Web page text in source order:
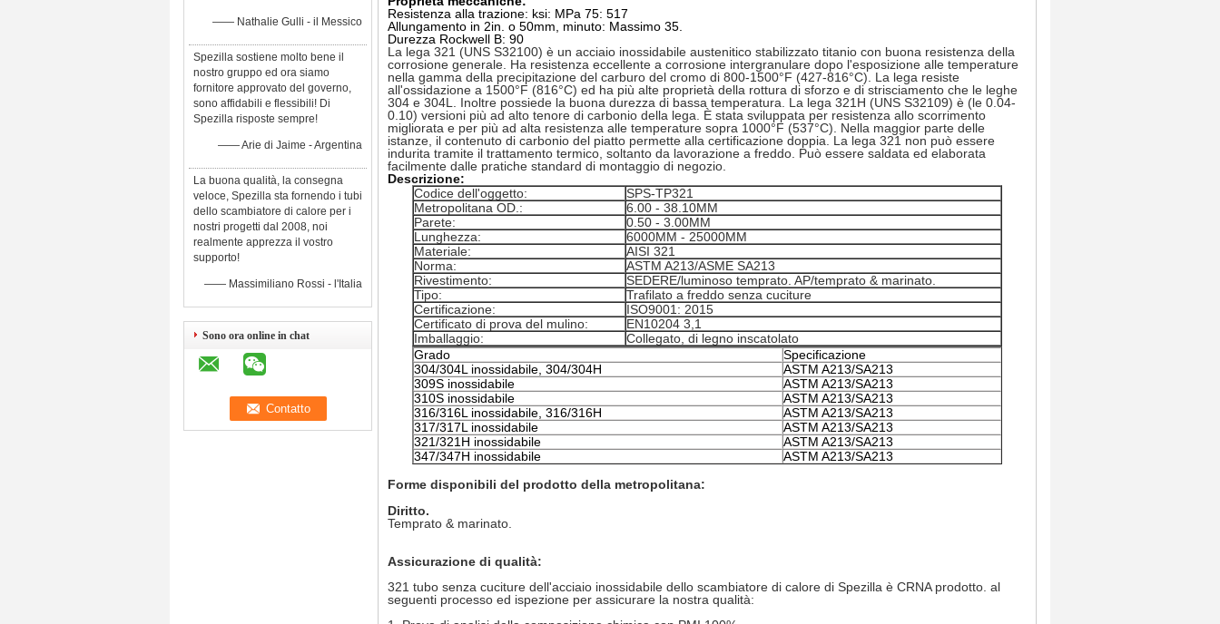
—— Nathalie Gulli - il Messico
Spezilla sostiene molto bene il
nostro gruppo ed ora siamo
fornitore approvato del governo,
sono affidabili e flessibili! Di
Spezilla risposte sempre!
—— Arie di Jaime - Argentina
La buona qualità, la consegna
veloce, Spezilla sta fornendo i tubi
dello scambiatore di calore per i
nostri progetti dal 2008, noi
realmente apprezza il vostro
supporto!
—— Massimiliano Rossi - l'Italia
Sono ora online in chat
Resistenza alla trazione: ksi: MPa 75: 517
Allungamento in 2in. o 50mm, minuto: Massimo 35.
Durezza Rockwell B: 90
La lega 321 (UNS S32100) è un acciaio inossidabile austenitico stabilizzato titanio con buona resistenza della
corrosione generale. Ha resistenza eccellente a corrosione intergranulare dopo l'esposizione alle temperature
nella gamma della precipitazione del carburo del cromo di 800-1500°F (427-816°C). La lega resiste
all'ossidazione a 1500°F (816°C) ed ha più alte proprietà della rottura di sforzo e di strisciamento che le leghe
304 e 304L. Inoltre possiede la buona durezza di bassa temperatura. La lega 321H (UNS S32109) è (le 0.04-
0.10) versioni più ad alto tenore di carbonio della lega. È stata sviluppata per resistenza allo scorrimento
migliorata e per più ad alta resistenza alle temperature sopra 1000°F (537°C). Nella maggior parte delle
istanze, il contenuto di carbonio del piatto permette alla certificazione doppia. La lega 321 non può essere
indurita tramite il trattamento termico, soltanto da lavorazione a freddo. Può essere saldata ed elaborata
facilmente dalle pratiche standard di montaggio di negozio.
Descrizione:
Codice dell'oggetto:
SPS-TP321
Metropolitana OD.:
6.00 - 38.10MM
Parete:
0.50 - 3.00MM
Lunghezza:
6000MM - 25000MM
Materiale:
AISI 321
Norma:
ASTM A213/ASME SA213
Rivestimento:
SEDERE/luminoso temprato. AP/temprato & marinato.
Tipo:
Trafilato a freddo senza cuciture
Certificazione:
ISO9001: 2015
Certificato di prova del mulino:
EN10204 3,1
Imballaggio:
Collegato, di legno inscatolato
Grado
Specificazione
304/304L inossidabile, 304/304H
ASTM A213/SA213
309S inossidabile
ASTM A213/SA213
310S inossidabile
ASTM A213/SA213
316/316L inossidabile, 316/316H
ASTM A213/SA213
317/317L inossidabile
ASTM A213/SA213
321/321H inossidabile
ASTM A213/SA213
347/347H inossidabile
ASTM A213/SA213
Forme disponibili del prodotto della metropolitana:
Diritto.
Temprato & marinato.
Assicurazione di qualità:
321 tubo senza cuciture dell'acciaio inossidabile dello scambiatore di calore di Spezilla è CRNA prodotto. al
seguenti processo ed ispezione per assicurare la nostra qualità: